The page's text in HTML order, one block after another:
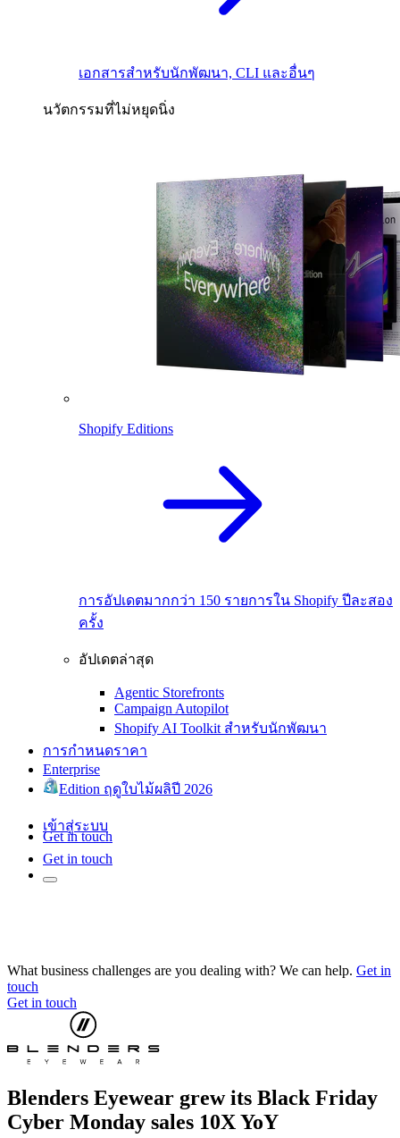
เอกสารสำหรับนักพัฒนา, CLI และอื่นๆ
นวัตกรรมที่ไม่หยุดนิ่ง
Shopify Editions
การอัปเดตมากกว่า 150 รายการใน Shopify ปีละสอง
ครั้ง
อัปเดตล่าสุด
Agentic Storefronts
Campaign Autopilot
Shopify AI Toolkit สำหรับนักพัฒนา
การกำหนดราคา
Enterprise
Edition ฤดูใบไม้ผลิปี 2026
เข้าสู่ระบบ
Get in touch
Get in touch
What business challenges are you dealing with? We can help. Get in
touch
Get in touch
Blenders Eyewear grew its Black Friday
Cyber Monday sales 10X YoY